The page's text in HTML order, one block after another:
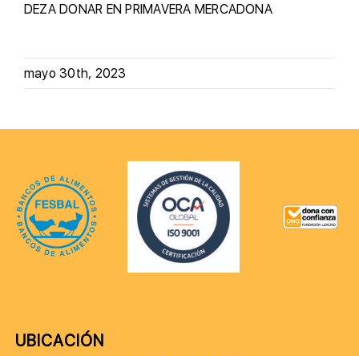
DEZA DONAR EN PRIMAVERA MERCADONA
mayo 30th, 2023
UBICACIÓN